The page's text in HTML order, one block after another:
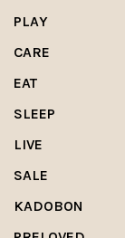
PLAY
CARE
EAT
SLEEP
LIVE
SALE
KADOBON